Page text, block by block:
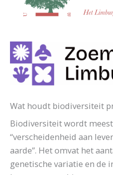
Wat houdt biodiversiteit
Biodiversiteit wordt
“verscheidenheid aan
aarde”. Het omvat het
genetische variatie en de